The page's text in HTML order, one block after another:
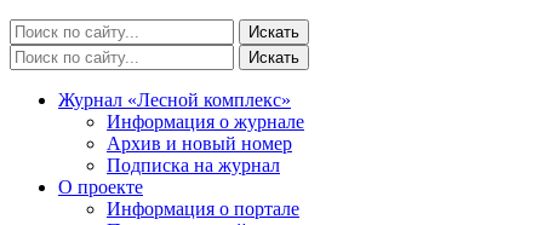
Журнал «Лесной комплекс»
Информация о журнале
Архив и новый номер
Подписка на журнал
О проекте
Информация о портале